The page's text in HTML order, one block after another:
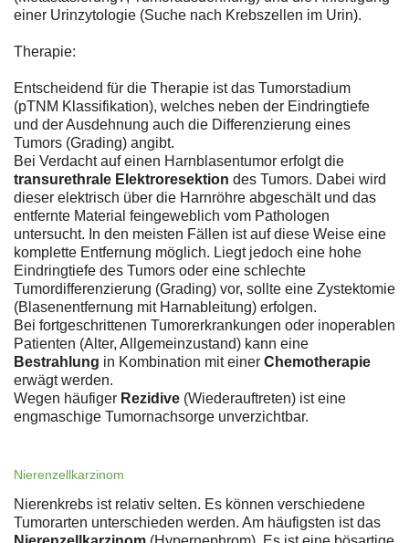
einer Urinzytologie (Suche nach Krebszellen im Urin).
Therapie:
Entscheidend für die Therapie ist das Tumorstadium
(pTNM Klassifikation), welches neben der Eindringtiefe
und der Ausdehnung auch die Differenzierung eines
Tumors (Grading) angibt.
Bei Verdacht auf einen Harnblasentumor erfolgt die
transurethrale Elektroresektion des Tumors. Dabei wird
dieser elektrisch über die Harnröhre abgeschält und das
entfernte Material feingeweblich vom Pathologen
untersucht. In den meisten Fällen ist auf diese Weise eine
komplette Entfernung möglich. Liegt jedoch eine hohe
Eindringtiefe des Tumors oder eine schlechte
Tumordifferenzierung (Grading) vor, sollte eine Zystektomie
(Blasenentfernung mit Harnableitung) erfolgen.
Bei fortgeschrittenen Tumorerkrankungen oder inoperablen
Patienten (Alter, Allgemeinzustand) kann eine
Bestrahlung in Kombination mit einer Chemotherapie
erwägt werden.
Wegen häufiger Rezidive (Wiederauftreten) ist eine
engmaschige Tumornachsorge unverzichtbar.
Nierenzellkarzinom
Nierenkrebs ist relativ selten. Es können verschiedene
Tumorarten unterschieden werden. Am häufigsten ist das